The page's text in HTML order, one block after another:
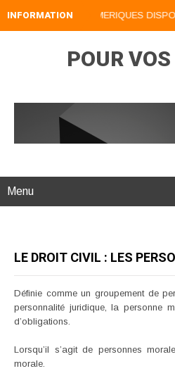
INFORMATION
NOS LIVRES NUMERIQUES
POUR VOS
Menu
LE DROIT CIVIL : LES
Définie comme un groupement de
personnalité juridique, la personne
d’obligations.
Lorsqu’il s’agit de personnes
morale.